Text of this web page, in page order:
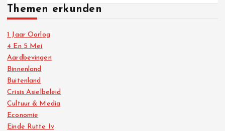
Themen erkunden
1 Jaar Oorlog
4 En 5 Mei
Aardbevingen
Binnenland
Buitenland
Crisis Asielbeleid
Cultuur & Media
Economie
Einde Rutte Iv